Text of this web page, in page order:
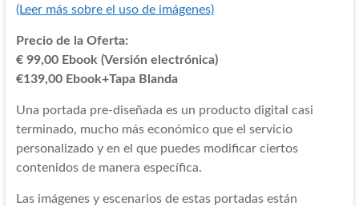
(Leer más sobre el uso de imágenes)
Precio de la Oferta:
€ 99,00 Ebook (Versión electrónica)
€139,00 Ebook+Tapa Blanda
Una portada pre-diseñada es un producto digital casi
terminado, mucho más económico que el servicio
personalizado y en el que puedes modificar ciertos
contenidos de manera específica.
Las imágenes y escenarios de estas portadas están